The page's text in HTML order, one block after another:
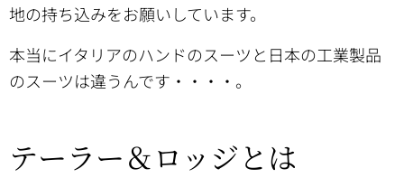
地の持ち込みをお願いしています。
本当にイタリアのハンドのスーツと日本の工業製品
のスーツは違うんです・・・・。
テーラー＆ロッジとは